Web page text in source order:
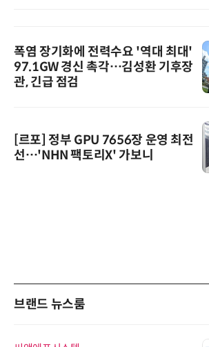
폭염 장기화에 전력수요 '역대 최대'
97.1GW 경신 촉각…김성환 기후장
관, 긴급 점검
[르포] 정부 GPU 7656장 운영 최전
선…'NHN 팩토리X' 가보니
브랜드 뉴스룸